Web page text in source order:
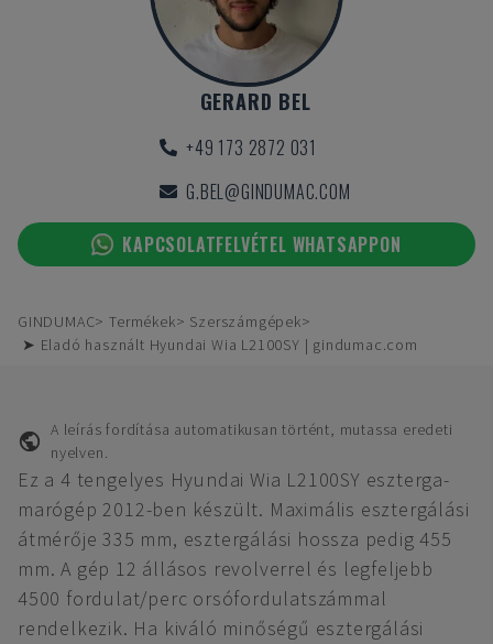
GERARD BEL
+49 173 2872 031
G.BEL@GINDUMAC.COM
KAPCSOLATFELVÉTEL WHATSAPPON
GINDUMAC Termékek
Szerszámgépek
➤ Eladó használt Hyundai Wia L2100SY | gindumac.com
A leírás fordítása automatikusan történt, mutassa eredeti
nyelven.
Ez a 4 tengelyes Hyundai Wia L2100SY eszterga-
marógép 2012-ben készült. Maximális esztergálási
átmérője 335 mm, esztergálási hossza pedig 455
mm. A gép 12 állásos revolverrel és legfeljebb
4500 fordulat/perc orsófordulatszámmal
rendelkezik. Ha kiváló minőségű esztergálási